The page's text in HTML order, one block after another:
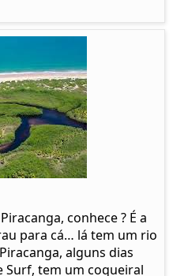
conhece ? É a
para cá… lá tem um rio
alguns dias
Surf, tem um coqueiral